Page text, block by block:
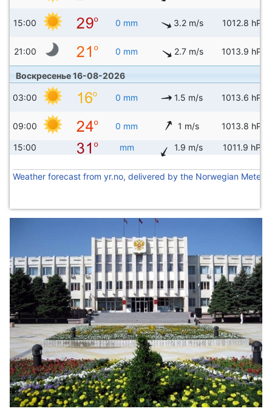
15:00 0 mm 3.2 m/s 1012.8 hPa
21:00 0 mm 2.7 m/s 1013.9 hPa
Воскресенье 16-08-2026
03:00 0 mm 1.5 m/s 1013.6 hPa
09:00 0 mm 1 m/s 1013.8 hPa
15:00 mm 1.9 m/s 1011.9 hPa
Weather forecast from yr.no, delivered by the Norwegian